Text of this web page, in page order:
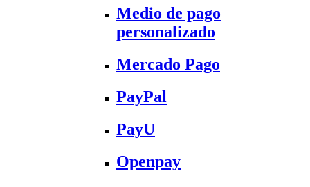
Medio de pago
personalizado
Mercado Pago
PayPal
PayU
Openpay